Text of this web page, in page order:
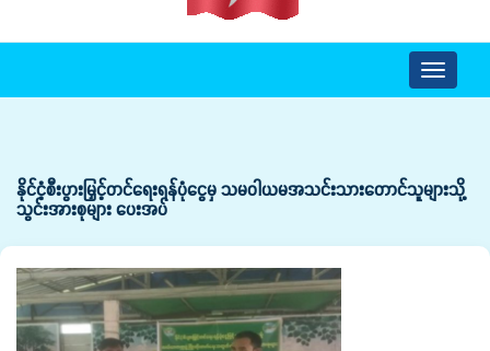
Toggle
နိုင်ငံ့စီးပွားမြှင့်တင်ရေးရန်ပုံငွေမှ သမဝါယမအသင်းသားတောင်သူများသို့
သွင်းအားစုများ ပေးအပ်